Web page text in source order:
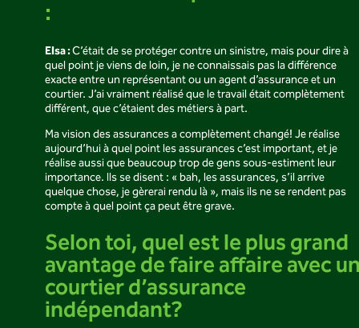
:
Elsa :C’était de se protéger contre un sinistre, mais pour dire à
quel point je viens de loin, je ne connaissais pas la différence
exacte entre un représentant ou un agent d’assurance et un
courtier. J’ai vraiment réalisé que le travail était complètement
différent, que c’étaient des métiers à part.
Ma vision des assurances a complètement changé! Je réalise
aujourd’hui à quel point les assurances c’est important, et je
réalise aussi que beaucoup trop de gens sous-estiment leur
importance. Ils se disent : « bah, les assurances, s’il arrive
quelque chose, je gèrerai rendu là », mais ils ne se rendent pas
compte à quel point ça peut être grave.
Selon toi, quel est le plus grand
avantage de faire affaire avec
courtier d’assurance
indépendant?